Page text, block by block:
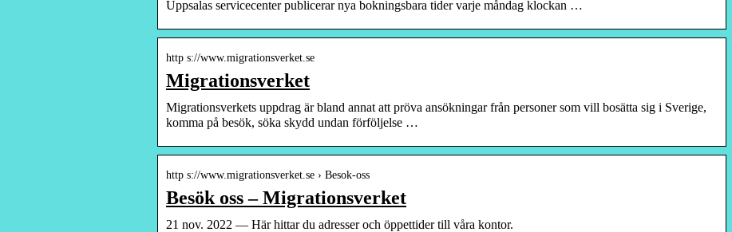
Uppsalas servicecenter publicerar nya bokningsbara tider varje måndag klockan …
http s://www.migrationsverket.se
Migrationsverket
Migrationsverkets uppdrag är bland annat att pröva ansökningar från personer som vill bosätta sig i Sverige,
komma på besök, söka skydd undan förföljelse …
http s://www.migrationsverket.se › Besok-oss
Besök oss – Migrationsverket
21 nov. 2022 — Här hittar du adresser och öppettider till våra kontor.